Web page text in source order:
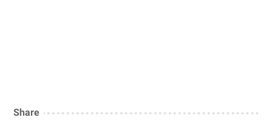
Share